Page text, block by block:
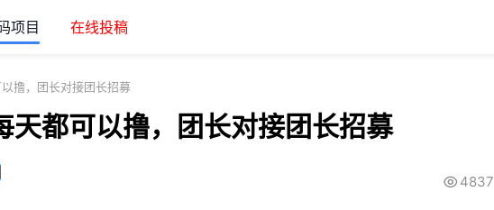
项目 在线投稿
撸，团长对接团长招募
天都可以撸，团长对接团长招募
4837